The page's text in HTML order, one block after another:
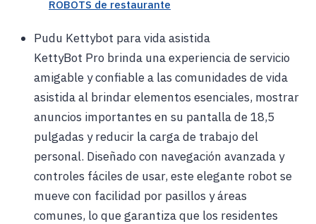
ROBOTS de restaurante
Pudu Kettybot para vida asistida
KettyBot Pro brinda una experiencia de servicio
amigable y confiable a las comunidades de vida
asistida al brindar elementos esenciales, mostrar
anuncios importantes en su pantalla de 18,5
pulgadas y reducir la carga de trabajo del
personal. Diseñado con navegación avanzada y
controles fáciles de usar, este elegante robot se
mueve con facilidad por pasillos y áreas
comunes, lo que garantiza que los residentes